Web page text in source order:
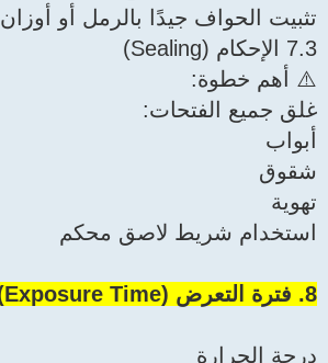
تثبيت الحواف جيدًا بالرمل أو أوزان
7.3 الإحكام (Sealing)
⚠️ أهم خطوة:
غلق جميع الفتحات:
أبواب
شقوق
تهوية
استخدام شريط لاصق محكم
8. فترة التعرض (Exposure Time)
درجة الحرارة